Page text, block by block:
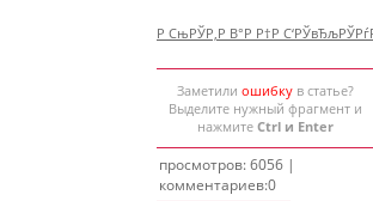
Р СњРЎР‚Р В°Р Р†Р
Заметили ошибкув статье?
Выделите нужный фрагмент и
нажмите Ctrl и Enter
просмотров: 6056 |
комментариев:0